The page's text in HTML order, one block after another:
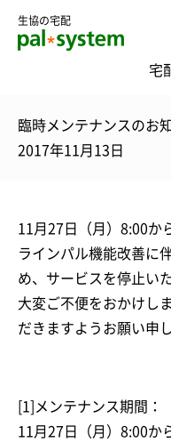
生協の宅配
宅
臨時メンテナンスのお
2017年11月13日
11月27日（月）8:00か
ラインパル機能改善に
め、サービスを停止い
大変ご不便をおかけし
だきますようお願い申
[1]メンテナンス期間：
11月27日（月）8:00か